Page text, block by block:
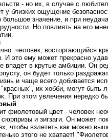
- но их, в случае с
у близких ощущение
большое значение, и при
Но повлиять на его
человек, восторгающийся
И это ему может прекрасно
впадет в крутые амбиции. Он
он будет только
и чаще всего добивается
"красных", их хобби, могут быть
При этом увлечения нередко
фиолетовый цвет - человек
и зигзаги. Он может
чтобы взлететь как можно
этого не хватает!